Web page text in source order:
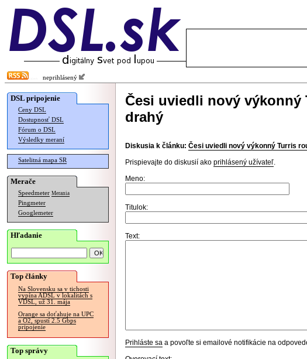
neprihlásený
DSL pripojenie
Ceny DSL
Dostupnosť DSL
Fórum o DSL
Výsledky meraní
Satelitná mapa SR
Merače
Speedmeter Merania
Pingmeter
Googlemeter
Hľadanie
Top články
Na Slovensku sa v tichosti
vypína ADSL v lokalitách s
VDSL, už 31. mája
Orange sa doťahuje na UPC
a O2, spustí 2.5 Gbps
pripojenie
Top správy
Česi uviedli nový výkonný
drahý
Diskusia k článku: Česi uviedli nový výkonný Turris
Prispievajte do diskusií ako prihlásený užívateľ.
Meno:
Titulok:
Text:
Prihláste sa a povoľte si emailové notifikácie na